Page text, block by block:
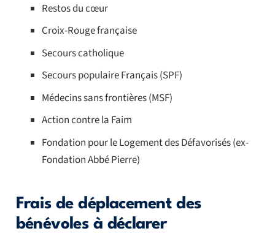
Restos du cœur
Croix-Rouge française
Secours catholique
Secours populaire Français (SPF)
Médecins sans frontières (MSF)
Action contre la Faim
Fondation pour le Logement des Défavorisés (ex-
Fondation Abbé Pierre)
Frais de déplacement des
bénévoles à déclarer